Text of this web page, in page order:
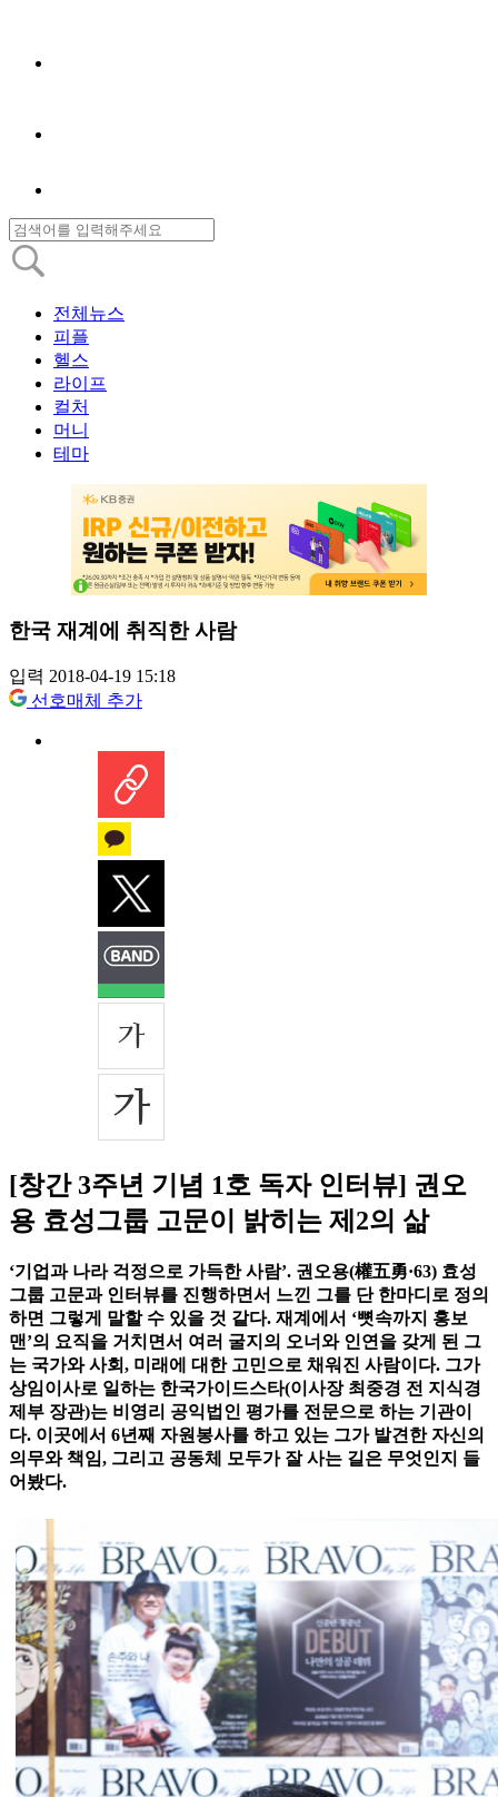
전체뉴스
피플
헬스
라이프
컬처
머니
테마
한국 재계에 취직한 사람
입력 2018-04-19 15:18
선호매체 추가
[창간 3주년 기념 1호 독자 인터뷰] 권오
용 효성그룹 고문이 밝히는 제2의 삶
‘기업과 나라 걱정으로 가득한 사람’. 권오용(權五勇·63) 효성
그룹 고문과 인터뷰를 진행하면서 느낀 그를 단 한마디로 정의
하면 그렇게 말할 수 있을 것 같다. 재계에서 ‘뼛속까지 홍보
맨’의 요직을 거치면서 여러 굴지의 오너와 인연을 갖게 된 그
는 국가와 사회, 미래에 대한 고민으로 채워진 사람이다. 그가
상임이사로 일하는 한국가이드스타(이사장 최중경 전 지식경
제부 장관)는 비영리 공익법인 평가를 전문으로 하는 기관이
다. 이곳에서 6년째 자원봉사를 하고 있는 그가 발견한 자신의
의무와 책임, 그리고 공동체 모두가 잘 사는 길은 무엇인지 들
어봤다.